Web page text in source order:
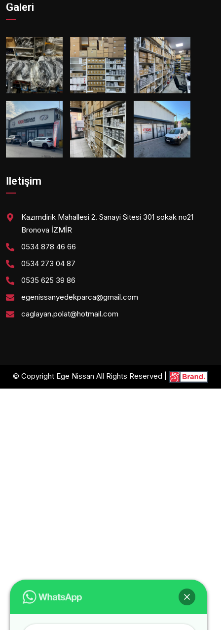
Galeri
İletişim
Kazımdirik Mahallesi 2. Sanayi Sitesi 301 sokak no21
Bronova İZMİR
0534 878 46 66
0534 273 04 87
0535 625 39 86
egenissanyedekparca@gmail.com
caglayan.polat@hotmail.com
© Copyright Ege Nissan All Rights Reserved |